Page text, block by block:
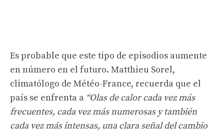
Es probable que este tipo de episodios aumente
en número en el futuro. Matthieu Sorel,
climatólogo de Météo-France, recuerda que el
país se enfrenta a “Olas de calor cada vez más
frecuentes, cada vez más numerosas y también
cada vez más intensas, una clara señal del cambio